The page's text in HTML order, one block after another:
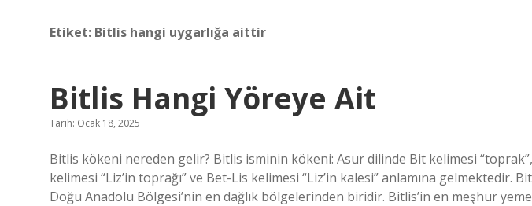
Etiket: Bitlis hangi uygarlığa aittir
Bitlis Hangi Yöreye Ait
Tarih: Ocak 18, 2025
Bitlis kökeni nereden gelir? Bitlis isminin kökeni: Asur dilinde Bit kelimesi
kelimesi “Liz’in toprağı” ve Bet-Lis kelimesi “Liz’in kalesi” anlamına gelmektedir.
Doğu Anadolu Bölgesi’nin en dağlık bölgelerinden biridir. Bitlis’in en meşhur